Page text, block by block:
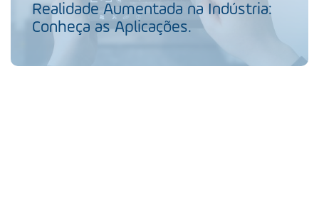
Realidade Aumentada na Indústria:
Conheça as Aplicações.